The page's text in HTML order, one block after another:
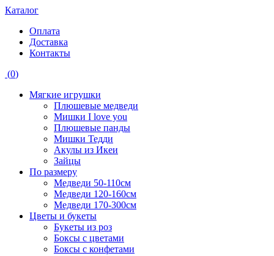
Каталог
Оплата
Доставка
Контакты
(0)
Мягкие игрушки
Плюшевые медведи
Мишки I love you
Плюшевые панды
Мишки Тедди
Акулы из Икеи
Зайцы
По размеру
Медведи 50-110см
Медведи 120-160см
Медведи 170-300см
Цветы и букеты
Букеты из роз
Боксы с цветами
Боксы с конфетами